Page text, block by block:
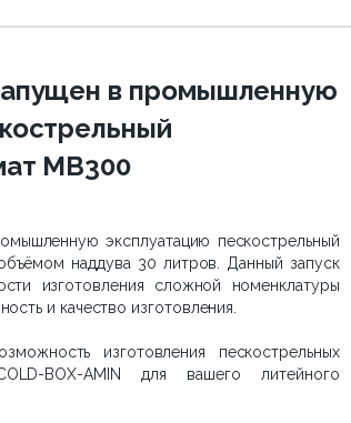
в промышленную
МВ300
эксплуатацию пескострельный
наддува 30 литров. Данный запуск
изготовления сложной номенклатуры
и качество изготовления.
изготовления пескострельных
BOX-AMIN для вашего литейного